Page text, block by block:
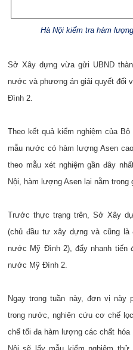
Hà Nội kiểm tra hàm
Sở Xây dựng vừa gửi UBND
nước và phương án giải quyết đối
Đình 2.
Theo kết quả kiểm nghiệm của
mẫu nước có hàm lượng Asen
theo mẫu xét nghiệm gần đây
Nội, hàm lượng Asen lại nằm trong
Trước thực trạng trên, Sở Xây
(chủ đầu tư xây dựng và cũng
nước Mỹ Đình 2), đẩy nhanh tiến
nước Mỹ Đình 2.
Ngay trong tuần này, đơn vị này
trong nước, nghiên cứu cơ chế
chế tối đa hàm lượng các chất